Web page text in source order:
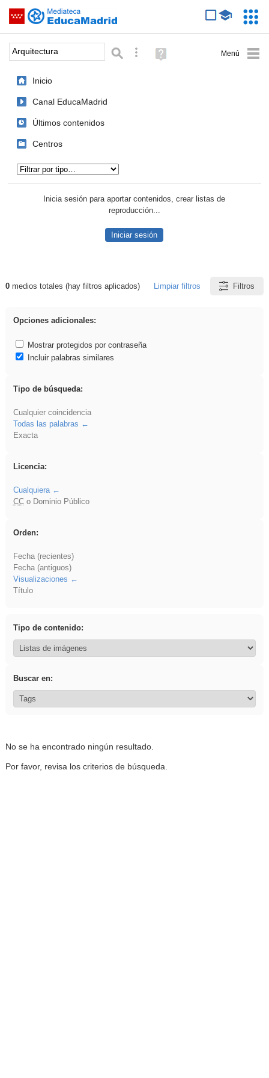
Saltar navegación
Palabra o frase: Búsqueda avanzada
Ayuda
(en
Inicio
Canal EducaMadrid
Últimos contenidos
Centros
Inicia sesión para aportar contenidos, crear listas de
reproducción...
Iniciar sesión
Resultados de: Arquitectura
0medios totales (hay filtros aplicados) Limpiar filtros Filtros
Opciones adicionales:
Mostrar protegidos por contraseña
Incluir palabras similares
Tipo de búsqueda:
Cualquier coincidencia
Todas las palabras
Exacta
Licencia:
Cualquiera
CCo Dominio Público
Orden:
Fecha (recientes)
Fecha (antiguos)
Visualizaciones
Título
Tipo de contenido:
Buscar en:
No se ha encontrado ningún resultado.
Por favor, revisa los criterios de búsqueda.